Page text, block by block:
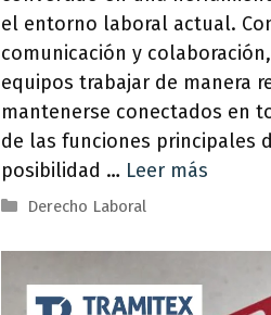
el entorno laboral actual.
comunicación y
equipos trabajar de manera
mantenerse conectados en
de las funciones principales
posibilidad … Leer más
Categorías
Derecho Laboral